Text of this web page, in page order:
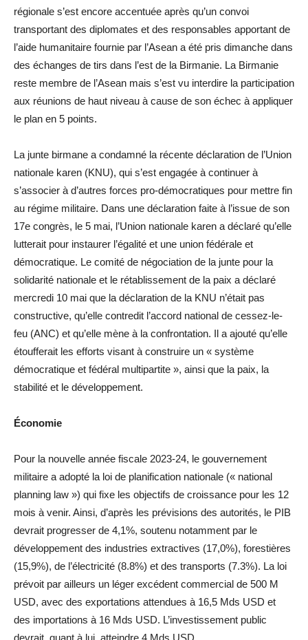
régionale s’est encore accentuée après qu’un convoi
transportant des diplomates et des responsables apportant de
l’aide humanitaire fournie par l’Asean a été pris dimanche dans
des échanges de tirs dans l’est de la Birmanie. La Birmanie
reste membre de l’Asean mais s’est vu interdire la participation
aux réunions de haut niveau à cause de son échec à appliquer
le plan en 5 points.
La junte birmane a condamné la récente déclaration de l’Union
nationale karen (KNU), qui s’est engagée à continuer à
s’associer à d’autres forces pro-démocratiques pour mettre fin
au régime militaire. Dans une déclaration faite à l’issue de son
17e congrès, le 5 mai, l’Union nationale karen a déclaré qu’elle
lutterait pour instaurer l’égalité et une union fédérale et
démocratique. Le comité de négociation de la junte pour la
solidarité nationale et le rétablissement de la paix a déclaré
mercredi 10 mai que la déclaration de la KNU n’était pas
constructive, qu’elle contredit l’accord national de cessez-le-
feu (ANC) et qu’elle mène à la confrontation. Il a ajouté qu’elle
étoufferait les efforts visant à construire un « système
démocratique et fédéral multipartite », ainsi que la paix, la
stabilité et le développement.
Économie
Pour la nouvelle année fiscale 2023-24, le gouvernement
militaire a adopté la loi de planification nationale (« national
planning law ») qui fixe les objectifs de croissance pour les 12
mois à venir. Ainsi, d’après les prévisions des autorités, le PIB
devrait progresser de 4,1%, soutenu notamment par le
développement des industries extractives (17,0%), forestières
(15,9%), de l’électricité (8.8%) et des transports (7.3%). La loi
prévoit par ailleurs un léger excédent commercial de 500 M
USD, avec des exportations attendues à 16,5 Mds USD et
des importations à 16 Mds USD. L’investissement public